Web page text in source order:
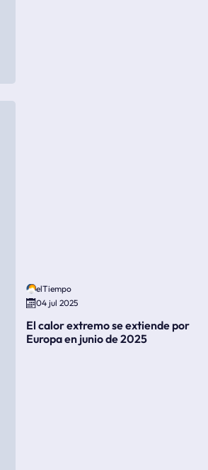
elTiempo
04 jul 2025
El calor extremo se extiende por
Europa en junio de 2025